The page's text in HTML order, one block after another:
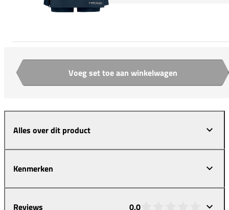
Aantal Voeg set toe aan winkelwagen
Alles over dit product
Kenmerken
Reviews 0,0